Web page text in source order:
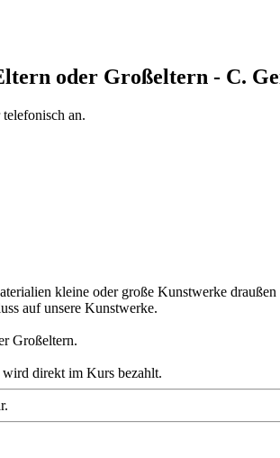
oder Großeltern - C.
an.
kleine oder große Kunstwerke
auf unsere Kunstwerke.
Großeltern.
direkt im Kurs bezahlt.